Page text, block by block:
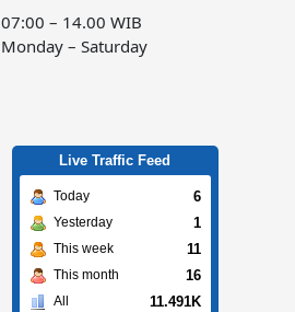
07:00 – 14.00 WIB
Monday – Saturday
Live Traffic Feed
Today 6
Yesterday 1
This week 11
This month 16
All 11.491K